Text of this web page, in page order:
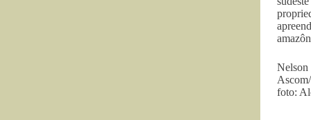
Nelson
foto: